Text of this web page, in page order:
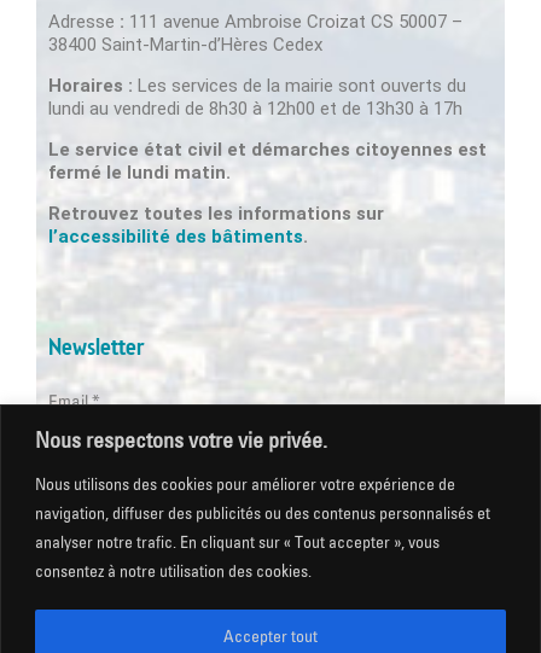
Nous respectons votre vie privée.
Nous utilisons des cookies pour améliorer votre expérience de
navigation, diffuser des publicités ou des contenus personnalisés et
analyser notre trafic. En cliquant sur « Tout accepter », vous
consentez à notre utilisation des cookies.
Accepter tout
Adresse : 111 avenue Ambroise Croizat CS 50007 –
38400 Saint-Martin-d’Hères Cedex
Horaires : Les services de la mairie sont ouverts du
lundi au vendredi de 8h30 à 12h00 et de 13h30 à 17h
Le service état civil et démarches citoyennes est
fermé le lundi matin.
Retrouvez toutes les informations sur
l’accessibilité des bâtiments.
Newsletter
Email *
Les champs suivis d'une * sont obligatoires